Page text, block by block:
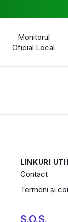
Monitorul
Oficial Local
LINKURI
Contact
Termeni și
S.O.S.